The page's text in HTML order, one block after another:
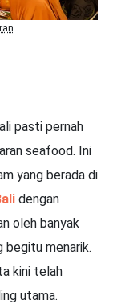
pasti pernah
seafood. Ini
yang berada di
dengan
oleh banyak
begitu menarik.
kini telah
utama.